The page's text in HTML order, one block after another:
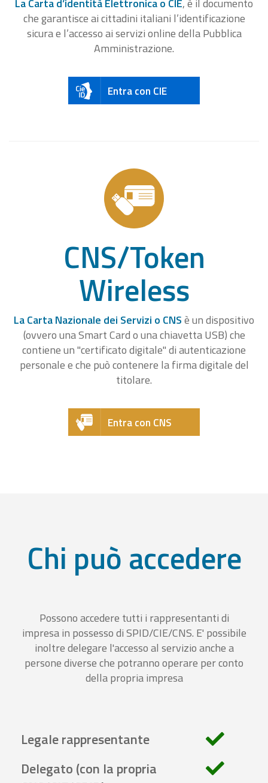
La Carta d’identità Elettronica o CIE, è il documento
che garantisce ai cittadini italiani l’identificazione
sicura e l’accesso ai servizi online della Pubblica
Amministrazione.
Entra con CIE
CNS/Token
Wireless
La Carta Nazionale dei Servizi o CNSè un dispositivo
(ovvero una Smart Card o una chiavetta USB) che
contiene un "certificato digitale" di autenticazione
personale e che può contenere la firma digitale del
titolare.
Entra con CNS
Chi può accedere
Possono accedere tutti i rappresentanti di
impresa in possesso di SPID/CIE/CNS. E' possibile
inoltre delegare l'accesso al servizio anche a
persone diverse che potranno operare per conto
della propria impresa
Legale rappresentante
Delegato (con la propria